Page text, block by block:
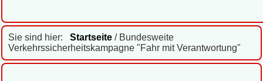
Sie sind hier: Startseite / Bundesweite
Verkehrssicherheitskampagne "Fahr mit Verantwortung"